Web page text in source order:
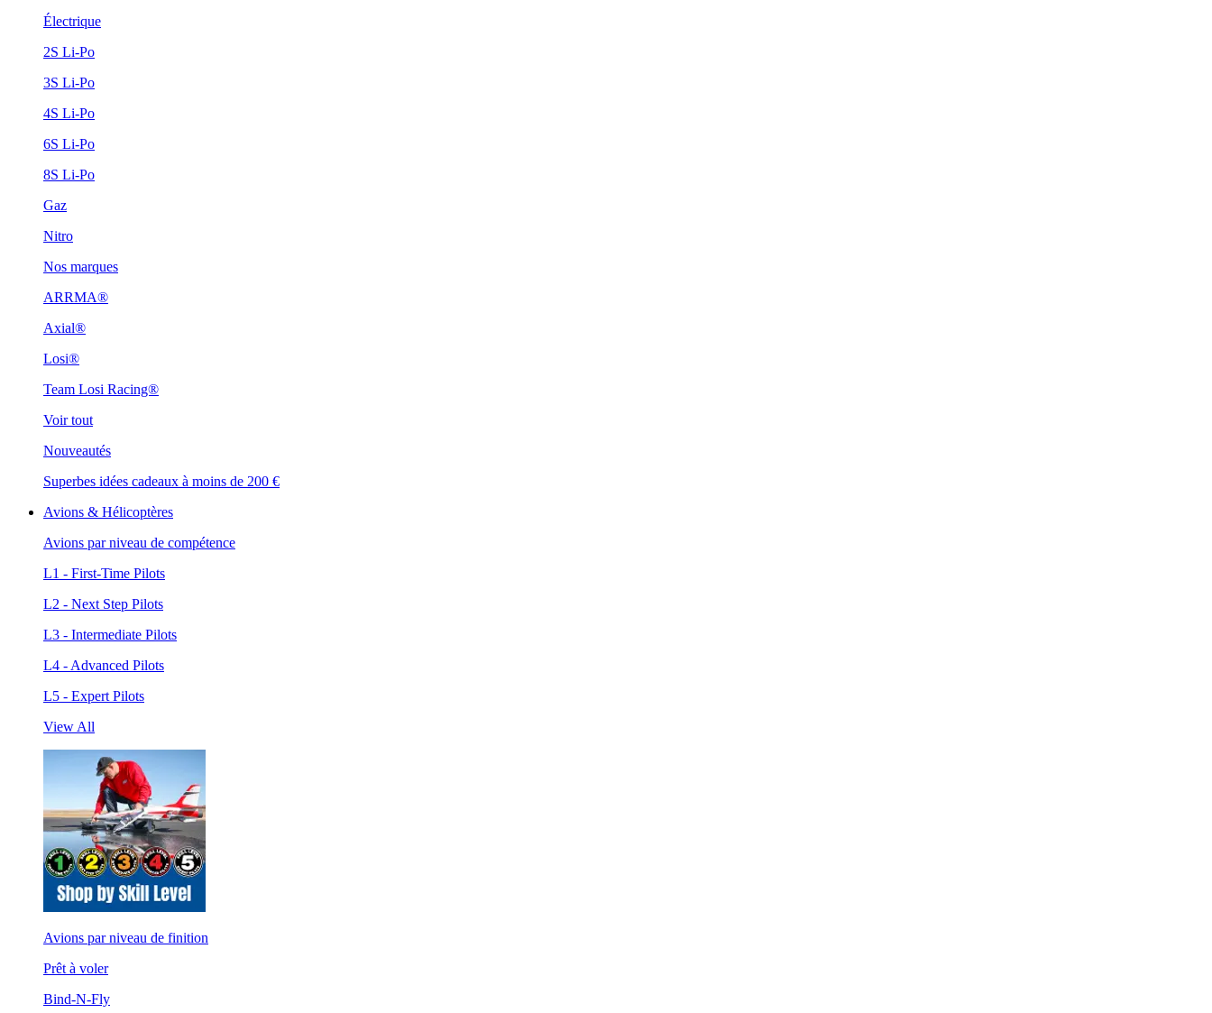
Électrique
2S Li-Po
3S Li-Po
4S Li-Po
6S Li-Po
8S Li-Po
Gaz
Nitro
Nos marques
ARRMA®
Axial®
Losi®
Team Losi Racing®
Voir tout
Nouveautés
Superbes idées cadeaux à moins de 200 €
Avions & Hélicoptères
Avions par niveau de compétence
L1 - First-Time Pilots
L2 - Next Step Pilots
L3 - Intermediate Pilots
L4 - Advanced Pilots
L5 - Expert Pilots
View All
Avions par niveau de finition
Prêt à voler
Bind-N-Fly